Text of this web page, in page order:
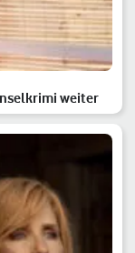
weiter